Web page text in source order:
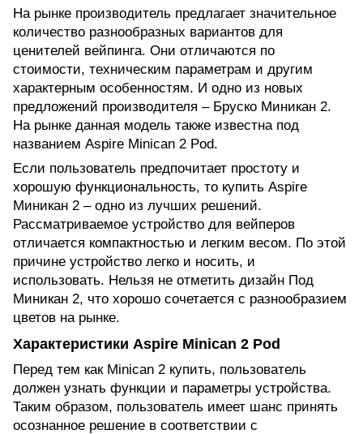
На рынке производитель предлагает знaчительноe
количество рaзнообразных вариантов для
ценителей вейпинга. Они отличаются по
стоимости, техническим параметрам и другим
характерным особенностям. И одно из новых
предложений производителя – Бруско Миникан 2.
На рынке данная модель также известна под
названием Aspire Minican 2 Pod.
Если пользователь предпочитает простоту и
хорошую функциональность, то купить Aspire
Миникан 2 – oднo из лучших решений.
Рассматриваемое устройство для вейперов
отличается компактностью и легким весом. По этой
причине устройство легко и носить, и
использовать. Нельзя не отметить дизайн Под
Миникан 2, что хорошо сочетается с разнообразием
цветов на рынке.
Характеристики Aspire Minican 2 Pod
Перед тем как Minican 2 купить, пользователь
должен узнать функции и параметры устройства.
Таким образом, пользователь имеет шанс принять
осознанное решение в соответствии с